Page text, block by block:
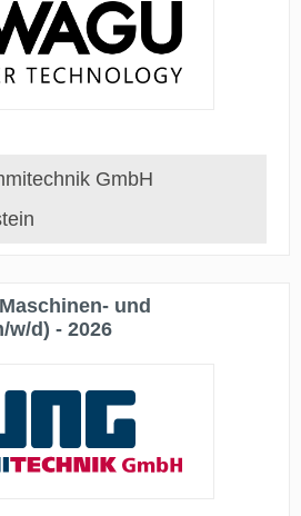
GmbH
und
w/d) - 2026